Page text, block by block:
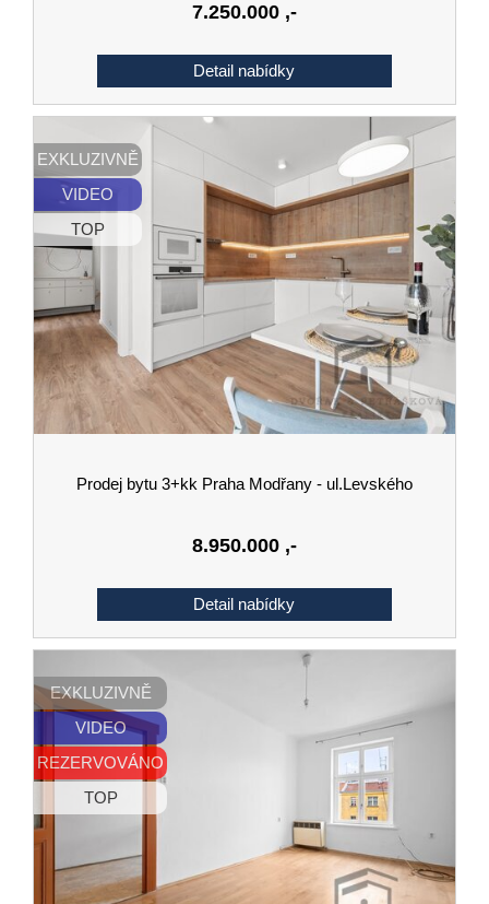
7.250.000 ,-
EXKLUZIVNĚ
VIDEO
TOP
Prodej bytu 3+kk Praha Modřany - ul.Levského
8.950.000 ,-
EXKLUZIVNĚ
VIDEO
REZERVOVÁNO
TOP